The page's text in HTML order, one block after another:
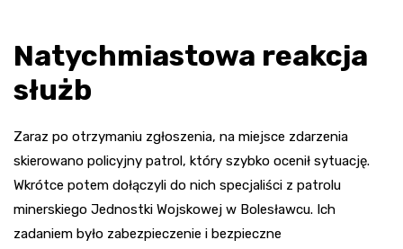
Natychmiastowa reakcja
służb
Zaraz po otrzymaniu zgłoszenia, na miejsce zdarzenia
skierowano policyjny patrol, który szybko ocenił sytuację.
Wkrótce potem dołączyli do nich specjaliści z patrolu
minerskiego Jednostki Wojskowej w Bolesławcu. Ich
zadaniem było zabezpieczenie i bezpieczne